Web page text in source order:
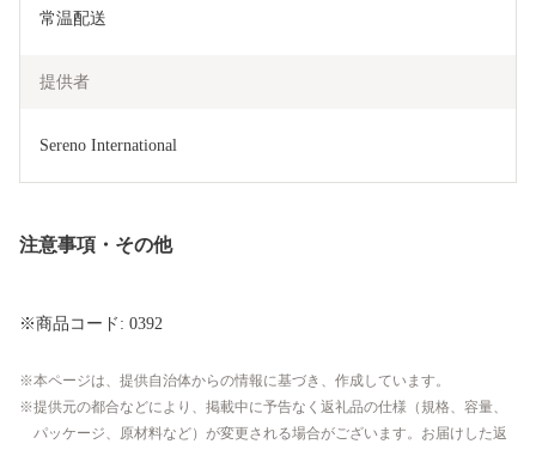
常温配送
提供者
Sereno International
注意事項・その他
※商品コード: 0392
本ページは、提供自治体からの情報に基づき、作成しています。
提供元の都合などにより、掲載中に予告なく返礼品の仕様（規格、容量、
パッケージ、原材料など）が変更される場合がございます。お届けした返